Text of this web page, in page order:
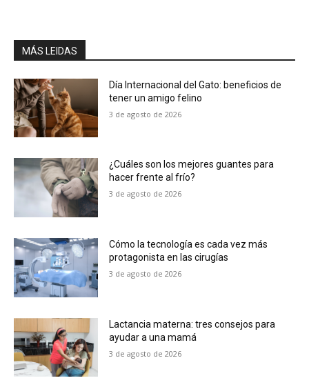
MÁS LEIDAS
Día Internacional del Gato: beneficios de
tener un amigo felino
3 de agosto de 2026
¿Cuáles son los mejores guantes para
hacer frente al frío?
3 de agosto de 2026
Cómo la tecnología es cada vez más
protagonista en las cirugías
3 de agosto de 2026
Lactancia materna: tres consejos para
ayudar a una mamá
3 de agosto de 2026